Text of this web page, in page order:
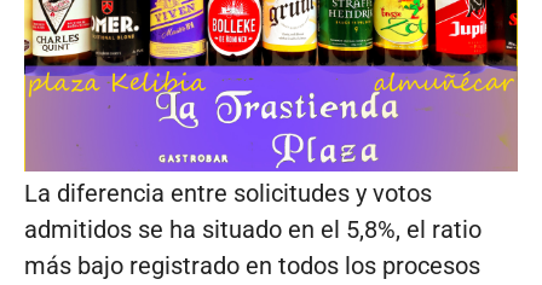
La diferencia entre solicitudes y votos
admitidos se ha situado en el 5,8%, el ratio
más bajo registrado en todos los procesos